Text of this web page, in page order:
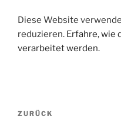
Diese Website
reduzieren. Erfahre, wie
verarbeitet werden.
Beitragsnavigation
Vorheriger
ZURÜCK